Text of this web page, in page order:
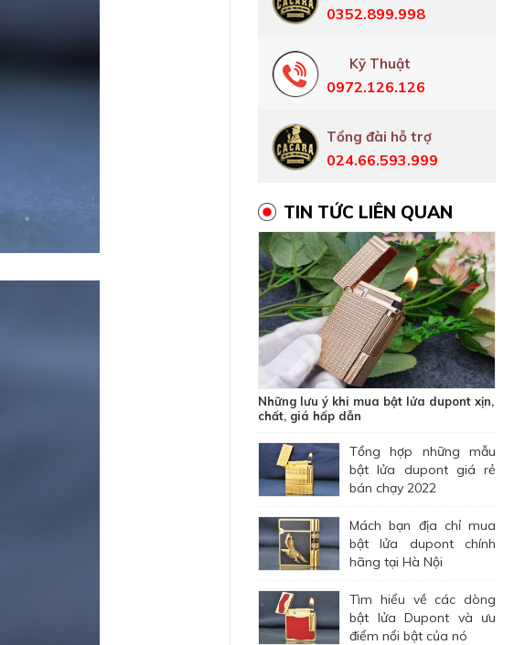
0352.899.998
Kỹ Thuật
0972.126.126
Tổng đài hỗ trợ
024.66.593.999
TIN TỨC LIÊN QUAN
Những lưu ý khi mua bật lửa dupont xịn,
chất, giá hấp dẫn
Tổng hợp những mẫu
bật lửa dupont giá rẻ
bán chạy 2022
Mách bạn địa chỉ mua
bật lửa dupont chính
hãng tại Hà Nội
Tìm hiểu về các dòng
bật lửa Dupont và ưu
điểm nổi bật của nó